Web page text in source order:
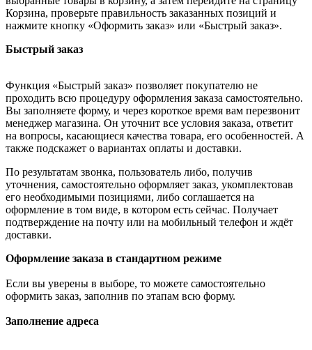
Корзина, проверьте правильность заказанных позиций и
нажмите кнопку «Оформить заказ» или «Быстрый заказ».
Быстрый заказ
Функция «Быстрый заказ» позволяет покупателю не
проходить всю процедуру оформления заказа самостоятельно.
Вы заполняете форму, и через короткое время вам перезвонит
менеджер магазина. Он уточнит все условия заказа, ответит
на вопросы, касающиеся качества товара, его особенностей. А
также подскажет о вариантах оплаты и доставки.
По результатам звонка, пользователь либо, получив
уточнения, самостоятельно оформляет заказ, укомплектовав
его необходимыми позициями, либо соглашается на
оформление в том виде, в котором есть сейчас. Получает
подтверждение на почту или на мобильный телефон и ждёт
доставки.
Оформление заказа в стандартном режиме
Если вы уверены в выборе, то можете самостоятельно
оформить заказ, заполнив по этапам всю форму.
Заполнение адреса